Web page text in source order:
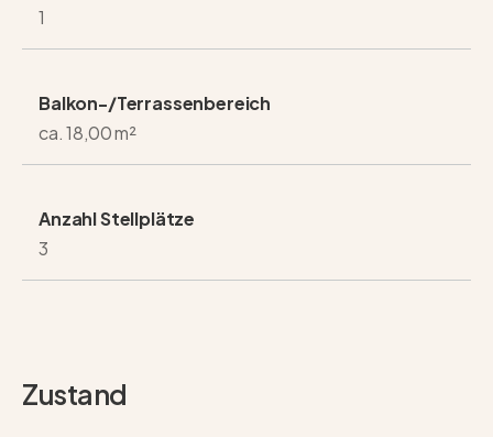
1
Balkon-/Terrassenbereich
ca. 18,00 m²
Anzahl Stellplätze
3
Zustand